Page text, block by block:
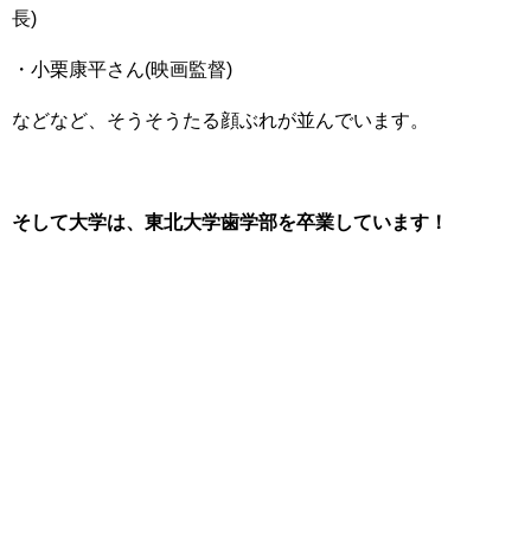
長)
・小栗康平さん(映画監督)
などなど、そうそうたる顔ぶれが並んでいます。
そして大学は、東北大学歯学部を卒業しています！